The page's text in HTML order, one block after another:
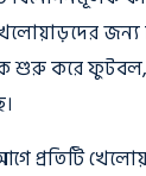
শুরু করে ফুটবল,
প্রতিটি